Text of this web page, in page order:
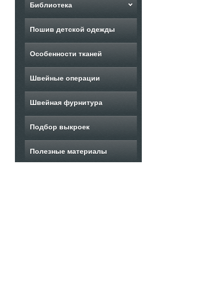
Библиотека
Пошив детской одежды
Особенности тканей
Швейные операции
Швейная фурнитура
Подбор выкроек
Полезные материалы